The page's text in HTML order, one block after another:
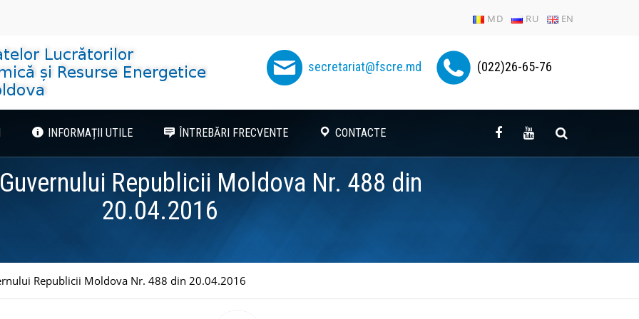
MD RU EN
secretariat@fscre.md (022)26-65-76
INFORMAȚII UTILE ÎNTREBĂRI FRECVENTE CONTACTE
Republicii Moldova Nr. 488 din
20.04.2016
Republicii Moldova Nr. 488 din 20.04.2016